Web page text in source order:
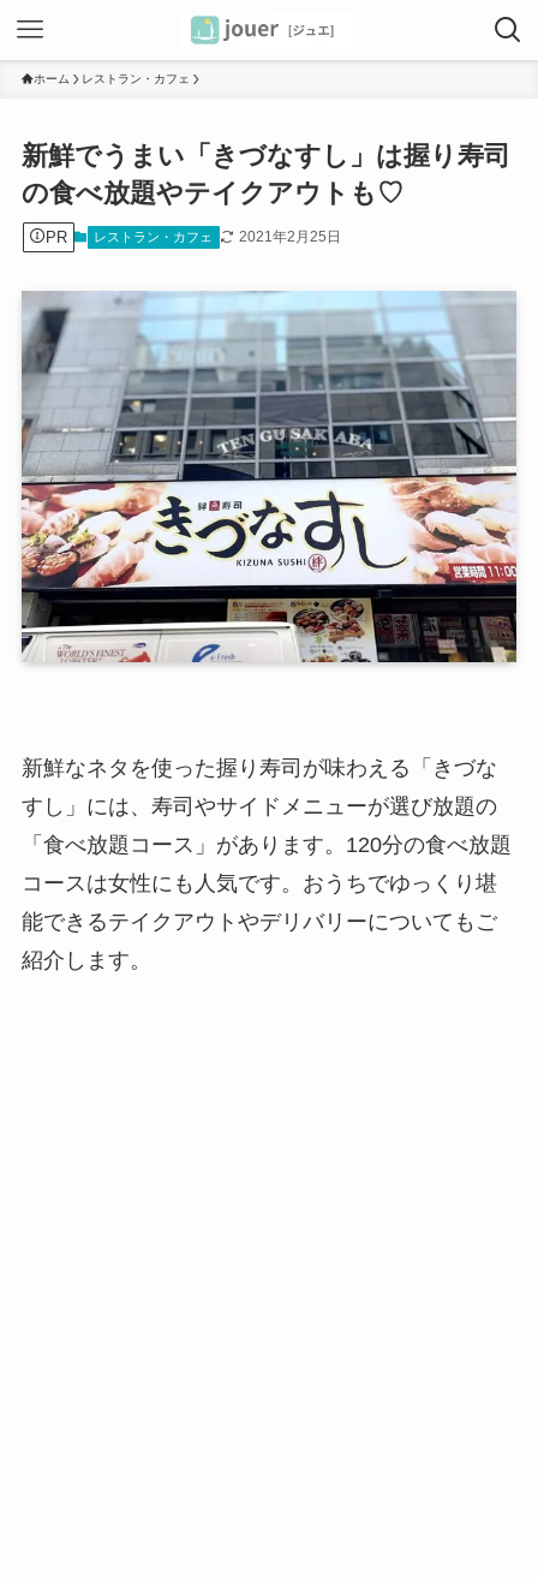
ホーム レストラン・カフェ
新鮮でうまい「きづなすし」は握り寿司
の食べ放題やテイクアウトも♡
PR レストラン・カフェ 2021年2月25日
新鮮なネタを使った握り寿司が味わえる「きづな
すし」には、寿司やサイドメニューが選び放題の
「食べ放題コース」があります。120分の食べ放題
コースは女性にも人気です。おうちでゆっくり堪
能できるテイクアウトやデリバリーについてもご
紹介します。